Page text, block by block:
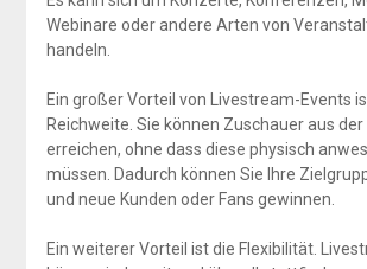
Webinare oder andere Arten von
handeln.
Ein großer Vorteil von Livestream-Events
Reichweite. Sie können Zuschauer aus
erreichen, ohne dass diese physisch
müssen. Dadurch können Sie Ihre
und neue Kunden oder Fans gewinnen.
Ein weiterer Vorteil ist die Flexibilität.